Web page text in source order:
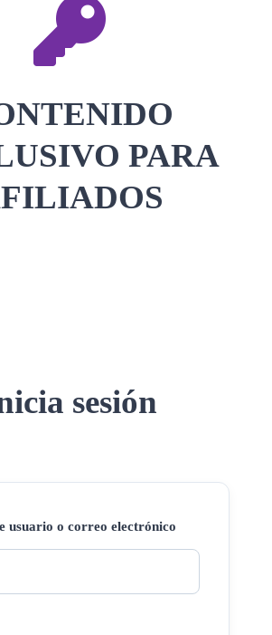
PARA
sesión
usuario o correo electrónico